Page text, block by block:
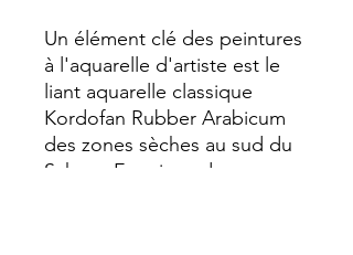
Un élément clé des peintures
à l'aquarelle d'artiste est le
liant aquarelle classique
Kordofan Rubber Arabicum
des zones sèches au sud du
Sahara. En raison des